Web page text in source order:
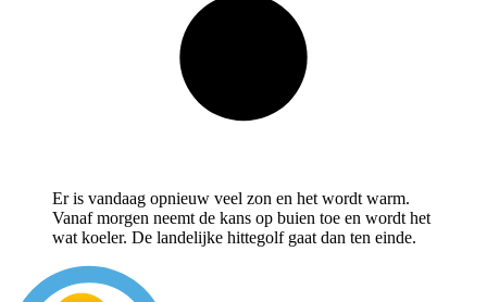
Er is vandaag opnieuw veel zon en het wordt warm.
Vanaf morgen neemt de kans op buien toe en wordt het
wat koeler. De landelijke hittegolf gaat dan ten einde.